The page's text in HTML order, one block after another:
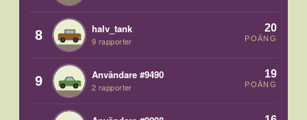
8 halv_tank
9 rapporter
20
POÄNG
9 Användare #9490
2 rapporter
19
POÄNG